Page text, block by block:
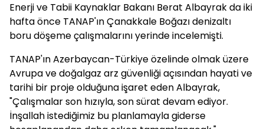
Enerji ve Tabii Kaynaklar Bakanı Berat Albayrak da iki
hafta önce TANAP'ın Çanakkale Boğazı denizaltı
boru döşeme çalışmalarını yerinde incelemişti.
TANAP'ın Azerbaycan-Türkiye özelinde olmak üzere
Avrupa ve doğalgaz arz güvenliği açısından hayati ve
tarihi bir proje olduğuna işaret eden Albayrak,
"Çalışmalar son hızıyla, son sürat devam ediyor.
İnşallah istediğimiz bu planlamayla giderse